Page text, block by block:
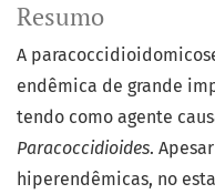
Resumo
A
endêmica de grande
tendo como agente
Paracoccidioides.
hiperendêmicas, no